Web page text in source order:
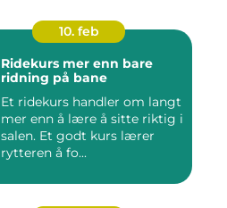
10. feb
Ridekurs mer enn bare
ridning på bane
Et ridekurs handler om langt
mer enn å lære å sitte riktig i
salen. Et godt kurs lærer
rytteren å fo...